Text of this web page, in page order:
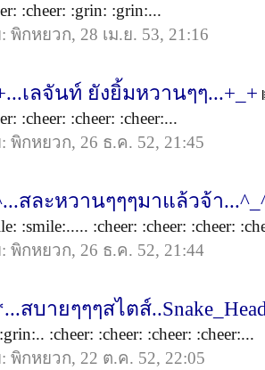
:cheer: :grin: :grin:...
พิกหยวก, 28 เม.ย. 53, 21:16
เลจันท์ ยังยิ้มหวานๆๆ...+_+
:cheer: :cheer: :cheer:...
พิกหยวก, 26 ธ.ค. 52, 21:45
สละหวานๆๆๆมาแล้วจ้า
:smile:..... :cheer: :cheer: :cheer:
พิกหยวก, 26 ธ.ค. 52, 21:44
สบายๆๆๆสไตส์
:cheer: :cheer: :cheer: :cheer:...
พิกหยวก, 22 ต.ค. 52, 22:05